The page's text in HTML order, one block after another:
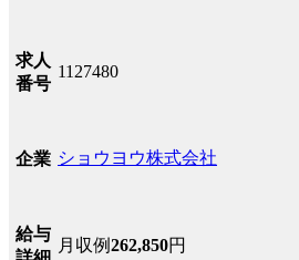
求人
番号
1127480
企業 ショウヨウ株式会社
給与
月収例262,850円